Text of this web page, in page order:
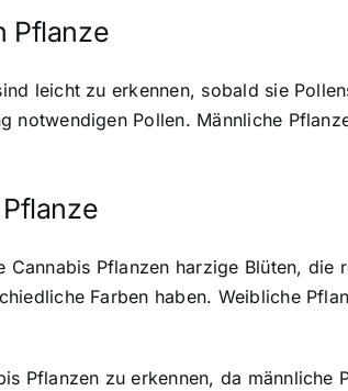
Pflanze
leicht zu erkennen, sobald sie
notwendigen Pollen. Männliche
Pflanzen harzige Blüten,
Farben haben. Weibliche
Pflanzen zu erkennen, da